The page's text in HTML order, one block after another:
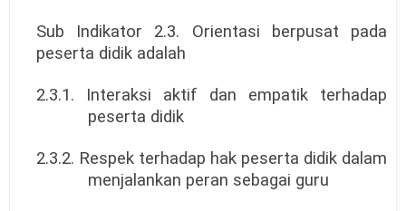
Sub Indikator 2.3. Orientasi berpusat pada
peserta didik adalah
2.3.1. Interaksi aktif dan empatik terhadap
peserta didik
2.3.2. Respek terhadap hak peserta didik dalam
menjalankan peran sebagai guru